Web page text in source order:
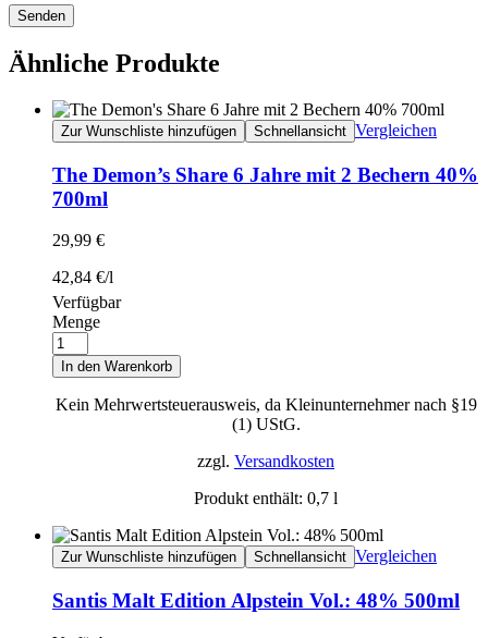
Senden
Ähnliche Produkte
Zur Wunschliste hinzufügen Schnellansicht Vergleichen
The Demon’s Share 6 Jahre mit 2 Bechern 40%
700ml
29,99 €
42,84 €/l
Verfügbar
Menge
In den Warenkorb
Kein Mehrwertsteuerausweis, da Kleinunternehmer nach §19
(1) UStG.
zzgl. Versandkosten
Produkt enthält: 0,7 l
Zur Wunschliste hinzufügen Schnellansicht Vergleichen
Santis Malt Edition Alpstein Vol.: 48% 500ml